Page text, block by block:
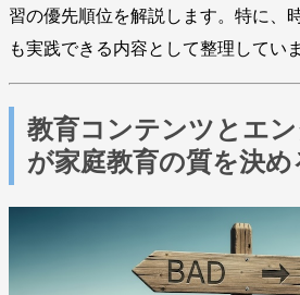
習の優先順位を解説します。特に、
も実践できる内容として整理していま
教育コンテンツとエ
が家庭教育の質を決め